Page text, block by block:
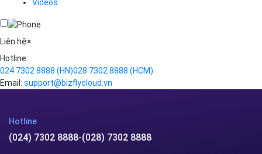
Cloud VPS
Videos
Videos
Liên hệ×
Hotline:
024 7302 8888 (HN)028 7302 8888 (HCM)
Email: support@bizflycloud.vn
Hotline
(024) 7302 8888-(028) 7302 8888